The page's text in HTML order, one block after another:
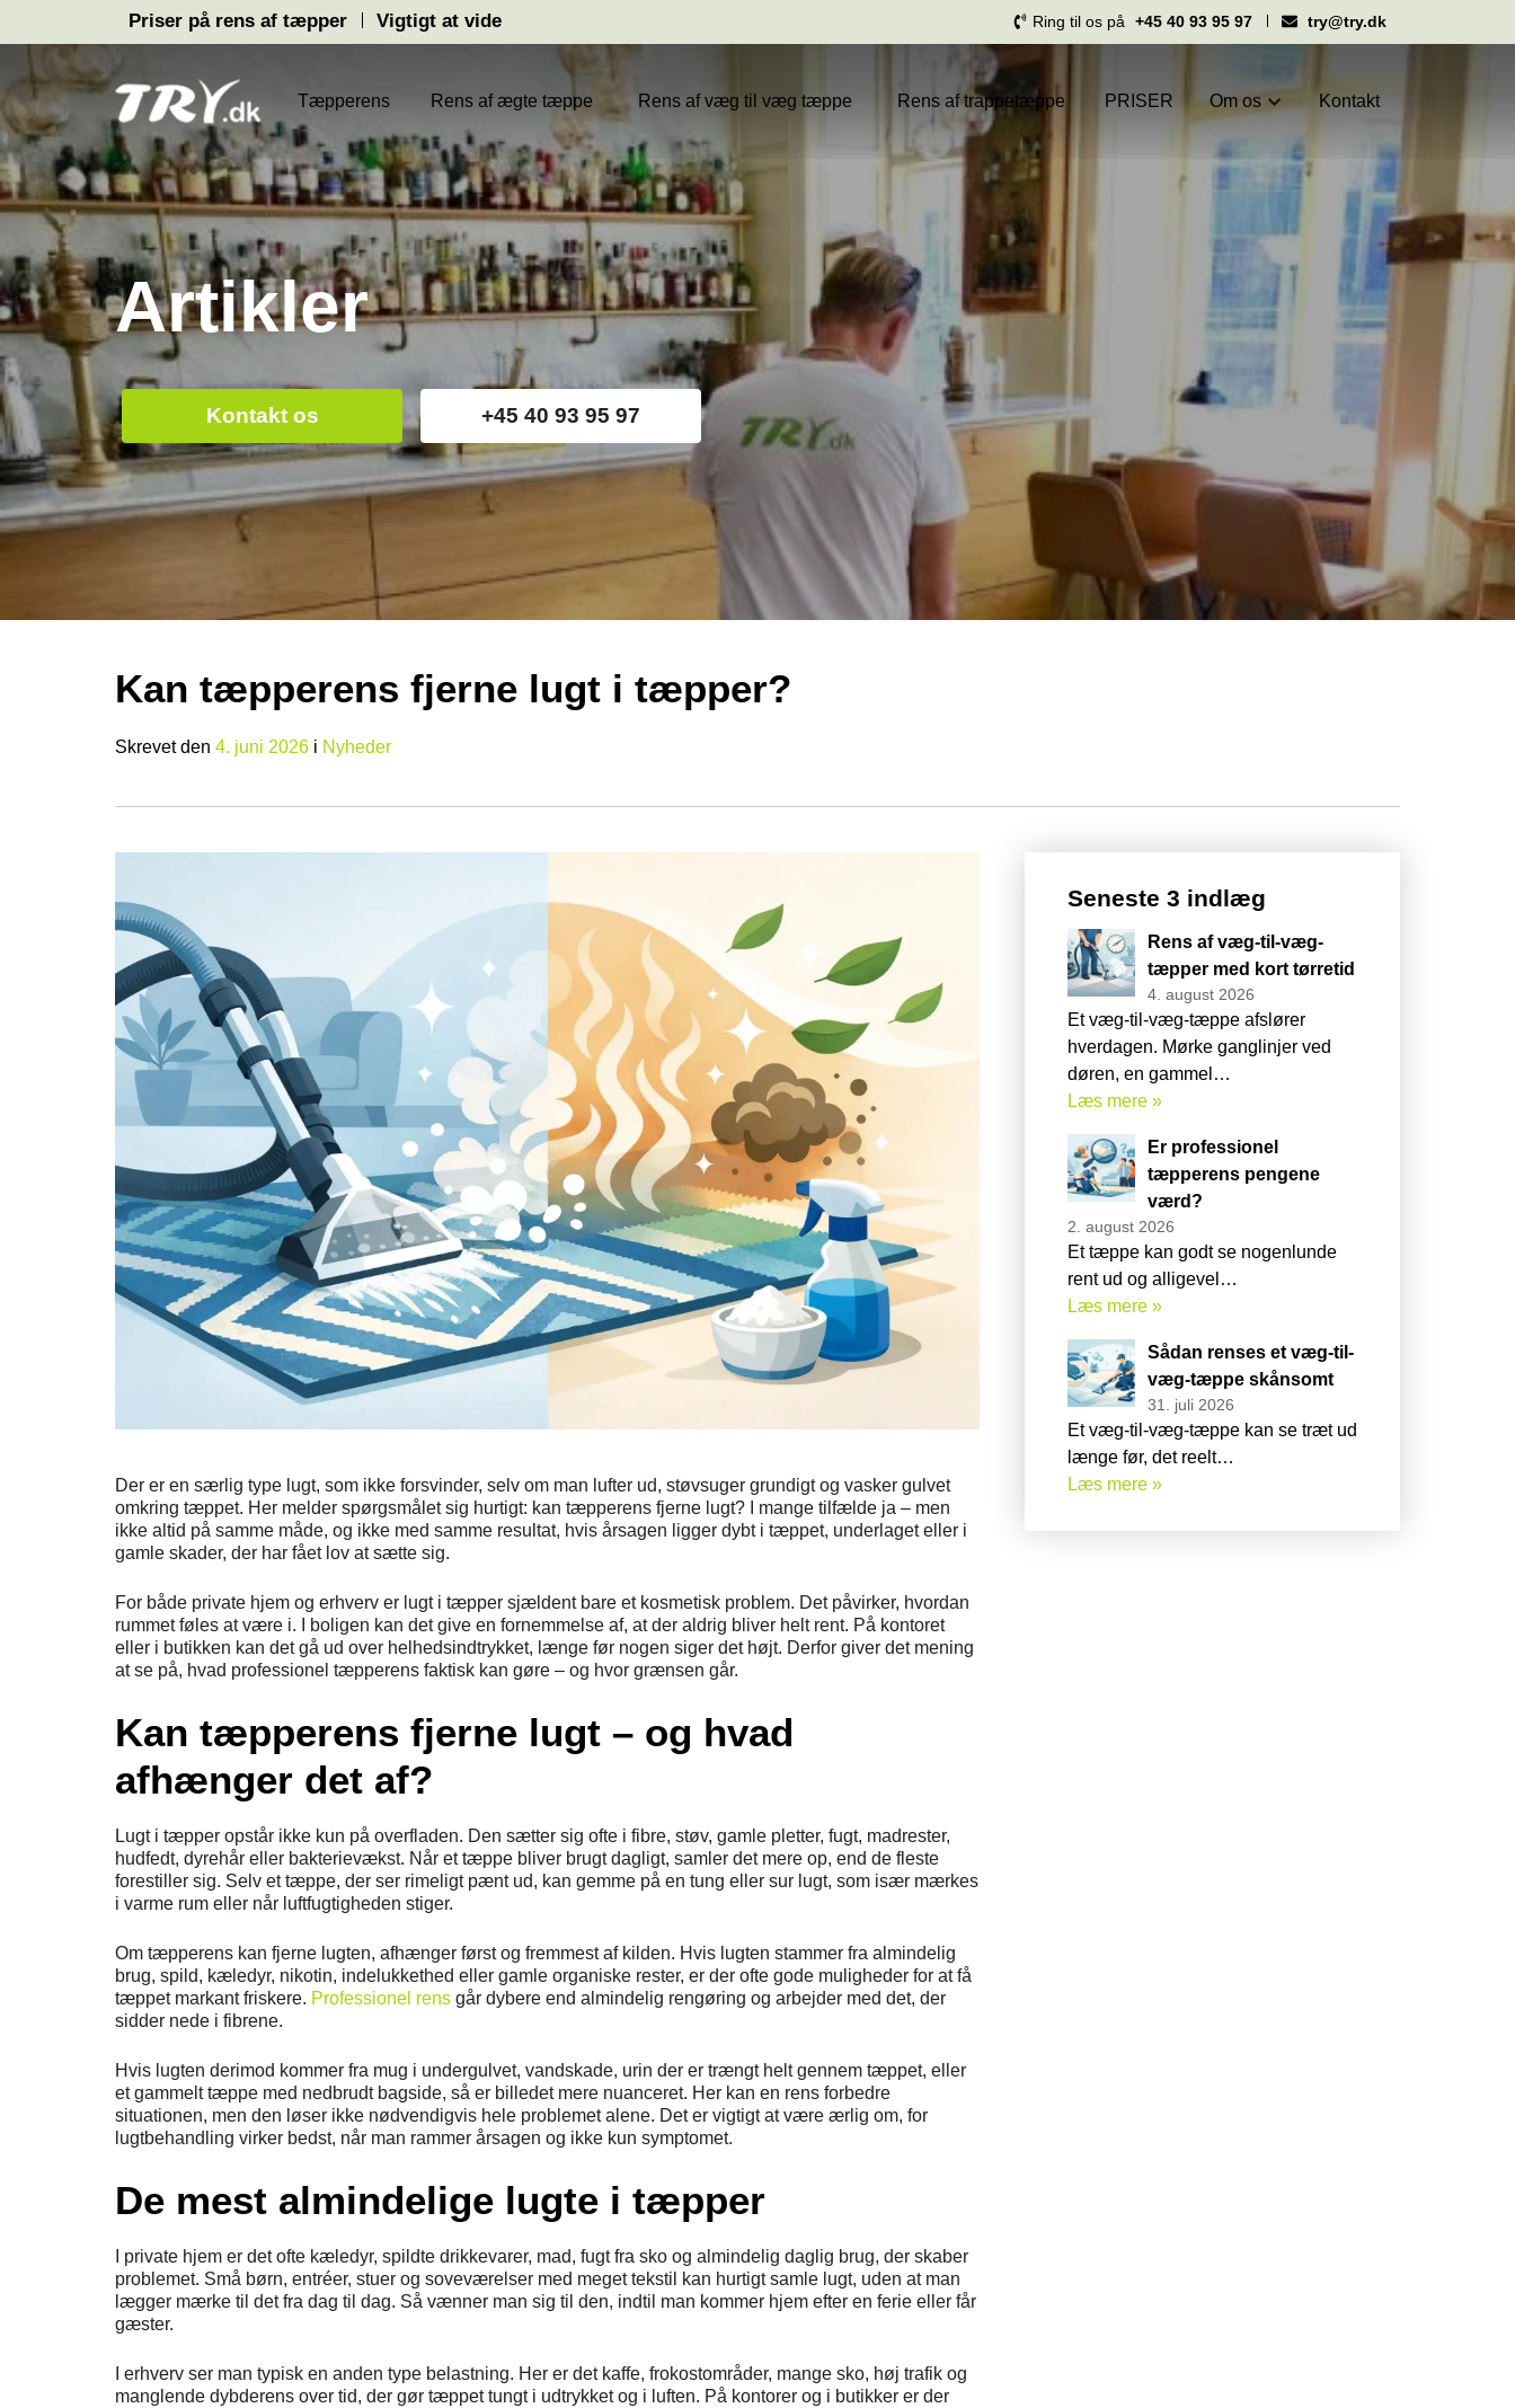
Priser på rens af tæpper Vigtigt at vide Ring til os på +45 40 93 95 97 try@try.dk
Tæpperens Rens af ægte tæppe Rens af væg til væg tæppe Rens af trappetæppe PRISER Om os Kontakt
Artikler
Kontakt os +45 40 93 95 97
Kan tæpperens fjerne lugt i tæpper?
Skrevetden 4. juni 2026 i Nyheder
Der er en særlig type lugt, som ikke forsvinder, selv om man lufter ud, støvsuger grundigt og vasker gulvet
omkring tæppet. Her melder spørgsmålet sig hurtigt: kan tæpperens fjerne lugt? I mange tilfælde ja – men
ikke altid på samme måde, og ikke med samme resultat, hvis årsagen ligger dybt i tæppet, underlaget eller i
gamle skader, der har fået lov at sætte sig.
For både private hjem og erhverv er lugt i tæpper sjældent bare et kosmetisk problem. Det påvirker, hvordan
rummet føles at være i. I boligen kan det give en fornemmelse af, at der aldrig bliver helt rent. På kontoret
eller i butikken kan det gå ud over helhedsindtrykket, længe før nogen siger det højt. Derfor giver det mening
at se på, hvad professionel tæpperens faktisk kan gøre – og hvor grænsen går.
Kan tæpperens fjerne lugt – og hvad
afhænger det af?
Lugt i tæpper opstår ikke kun på overfladen. Den sætter sig ofte i fibre, støv, gamle pletter, fugt, madrester,
hudfedt, dyrehår eller bakterievækst. Når et tæppe bliver brugt dagligt, samler det mere op, end de fleste
forestiller sig. Selv et tæppe, der ser rimeligt pænt ud, kan gemme på en tung eller sur lugt, som især mærkes
i varme rum eller når luftfugtigheden stiger.
Om tæpperens kan fjerne lugten, afhænger først og fremmest af kilden. Hvis lugten stammer fra almindelig
brug, spild, kæledyr, nikotin, indelukkethed eller gamle organiske rester, er der ofte gode muligheder for at få
tæppet markant friskere. Professionel rens går dybere end almindelig rengøring og arbejder med det, der
sidder nede i fibrene.
Hvis lugten derimod kommer fra mug i undergulvet, vandskade, urin der er trængt helt gennem tæppet, eller
et gammelt tæppe med nedbrudt bagside, så er billedet mere nuanceret. Her kan en rens forbedre
situationen, men den løser ikke nødvendigvis hele problemet alene. Det er vigtigt at være ærlig om, for
lugtbehandling virker bedst, når man rammer årsagen og ikke kun symptomet.
De mest almindelige lugte i tæpper
I private hjem er det ofte kæledyr, spildte drikkevarer, mad, fugt fra sko og almindelig daglig brug, der skaber
problemet. Små børn, entréer, stuer og soveværelser med meget tekstil kan hurtigt samle lugt, uden at man
lægger mærke til det fra dag til dag. Så vænner man sig til den, indtil man kommer hjem efter en ferie eller får
gæster.
I erhverv ser man typisk en anden type belastning. Her er det kaffe, frokostområder, mange sko, høj trafik og
manglende dybderens over tid, der gør tæppet tungt i udtrykket og i luften. På kontorer og i butikker er der
Seneste 3 indlæg
Rens af væg-til-væg-
tæpper med kort tørretid
4. august 2026
Et væg-til-væg-tæppe afslører
hverdagen. Mørke ganglinjer ved
døren, en gammel…
Læs mere »
Er professionel
tæpperens pengene
værd?
2. august 2026
Et tæppe kan godt se nogenlunde
rent ud og alligevel…
Læs mere »
Sådan renses et væg-til-
væg-tæppe skånsomt
31. juli 2026
Et væg-til-væg-tæppe kan se træt ud
længe før, det reelt…
Læs mere »